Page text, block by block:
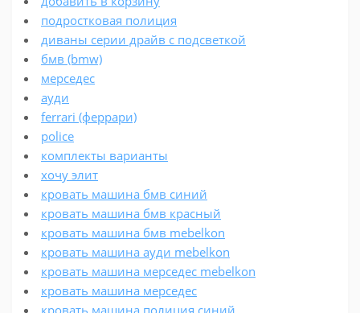
подростковая полиция
диваны серии драйв с подсветкой
бмв (bmw)
мерседес
ауди
ferrari (феррари)
police
комплекты варианты
хочу элит
кровать машина бмв синий
кровать машина бмв красный
кровать машина бмв mebelkon
кровать машина ауди mebelkon
кровать машина мерседес mebelkon
кровать машина мерседес
кровать машина полиция синий